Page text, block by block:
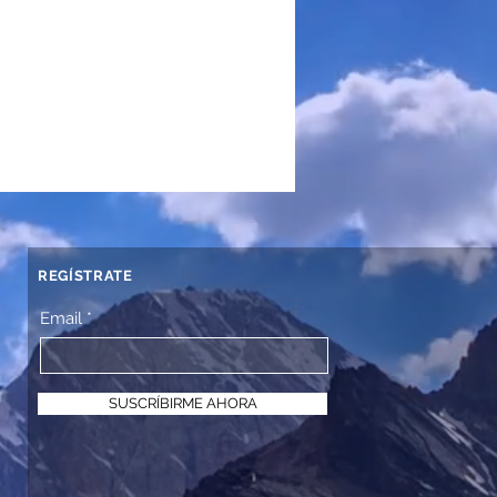
REGÍSTRATE
Email
SUSCRÍBIRME AHORA